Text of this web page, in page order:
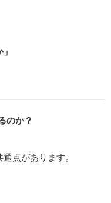
のか？
点があります。